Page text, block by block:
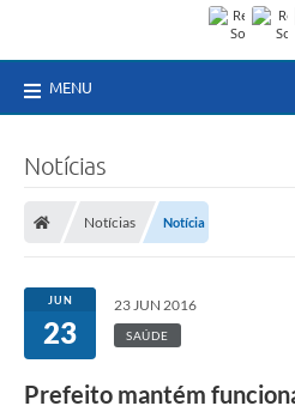
MENU
Notícias
Notícias Notícia
JUN
23
23 JUN 2016
SAÚDE
Prefeito mantém